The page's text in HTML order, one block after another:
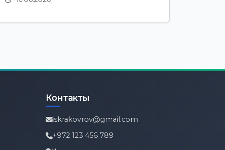
Контакты
iskrakovrov@gmail.com
+972 123 456 789